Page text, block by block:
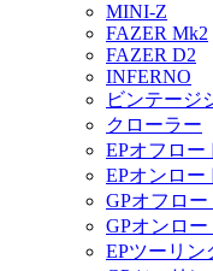
MINI-Z
FAZER Mk2
FAZER D2
INFERNO
ビンテージ
クローラー
EPオフロー
EPオンロー
GPオフロー
GPオンロー
EPツーリン